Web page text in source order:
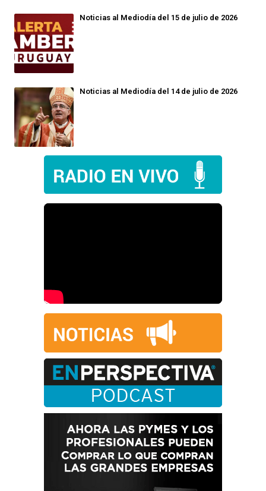
Noticias al Mediodía del 15 de julio de 2026
Noticias al Mediodía del 14 de julio de 2026